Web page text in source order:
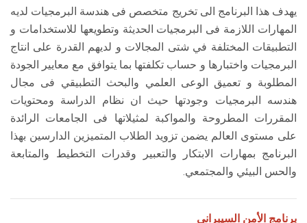
يهدف هذا البرنامج الى تخريج متخصص فى هندسة البرمجيات لديه
المهارات اللازمة فى البرمجيات الحديثة وتطويعها للاستخدامات و
التطبيقات المختلفة في شتى المجالات و لديهم القدرة على انتاج
البرمجيات واختبارها و حساب تكلفتها بما يتوافق مع معايير الجودة
المطلوبة و تعميق الوعى العلمي والبحث التطبيقي فى مجال
هندسه البرمجيات وجودتها حيث ان نظام الدراسة ومحتويات
المقررات المطروحة والمواكبة لمثيلاتها فى الجامعات الرائدة
على مستوى العالم يضمن تزويد الطلاب المتميزين الدارسين بهذا
البرنامج بمهارات الابتكار والتعبير وقدرات التخطيط والمتابعة
والحس البيئي والمجتمعي.
برنامج الأمن السيبرانى